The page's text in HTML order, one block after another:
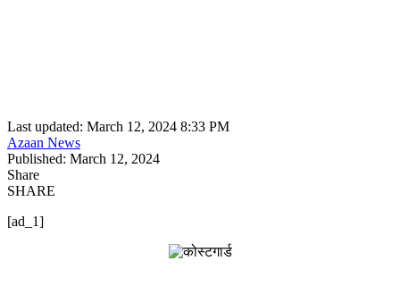
Last updated: March 12, 2024 8:33 PM
Azaan News
Published: March 12, 2024
Share
SHARE
[ad_1]